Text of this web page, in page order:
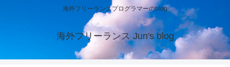
海外フリーランスプログラマーのblog
海外フリーランス Jun's blog